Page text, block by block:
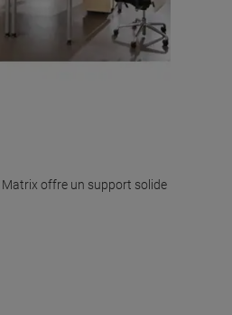
Matrix offre un support solide